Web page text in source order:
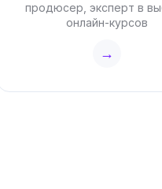
продюсер, эксперт в
онлайн-курсов
→